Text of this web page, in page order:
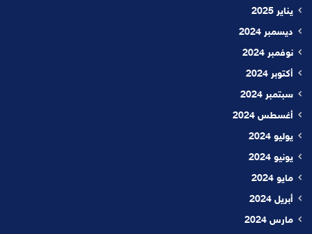
يناير 2025
ديسمبر 2024
نوفمبر 2024
أكتوبر 2024
سبتمبر 2024
أغسطس 2024
يوليو 2024
يونيو 2024
مايو 2024
أبريل 2024
مارس 2024